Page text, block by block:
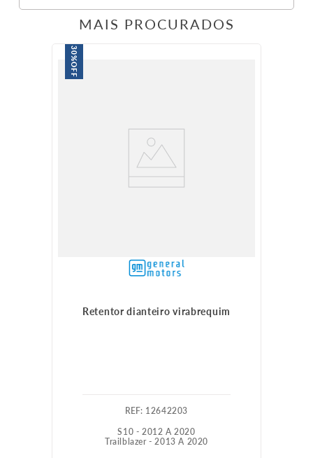
MAIS PROCURADOS
30%
OFF
Retentor dianteiro virabrequim
: 12642203
S10 - 2012 A 2020
Trailblazer - 2013 A 2020